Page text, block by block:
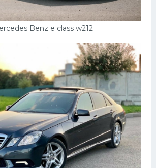
Benz e class w212